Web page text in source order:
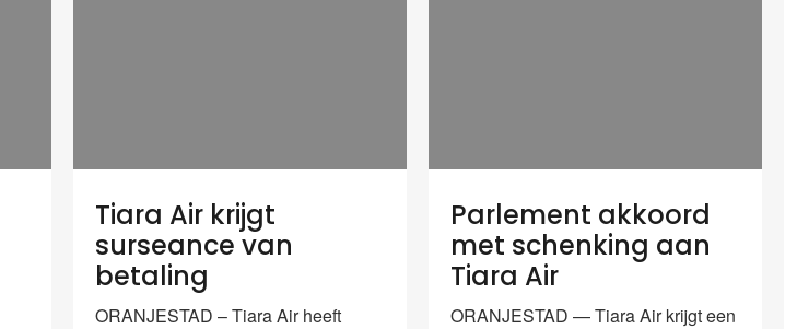
Tiara Air krijgt
surseance van
betaling
ORANJESTAD – Tiara Air heeft
Parlement akkoord
met schenking aan
Tiara Air
ORANJESTAD — Tiara Air krijgt een